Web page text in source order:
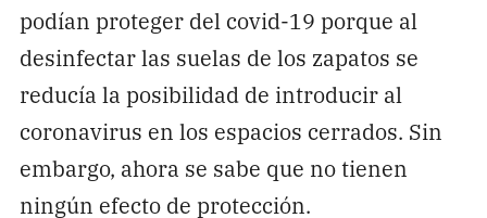
podían proteger del covid-19 porque al
desinfectar las suelas de los zapatos se
reducía la posibilidad de introducir al
coronavirus en los espacios cerrados. Sin
embargo, ahora se sabe que no tienen
ningún efecto de protección.